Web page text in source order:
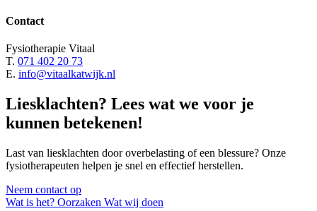
Contact
Fysiotherapie Vitaal
T. 071 402 20 73
E. info@vitaalkatwijk.nl
Liesklachten? Lees wat we voor je
kunnen betekenen!
Last van liesklachten door overbelasting of een blessure? Onze
fysiotherapeuten helpen je snel en effectief herstellen.
Neem contact op
Wat is het? Oorzaken Wat wij doen